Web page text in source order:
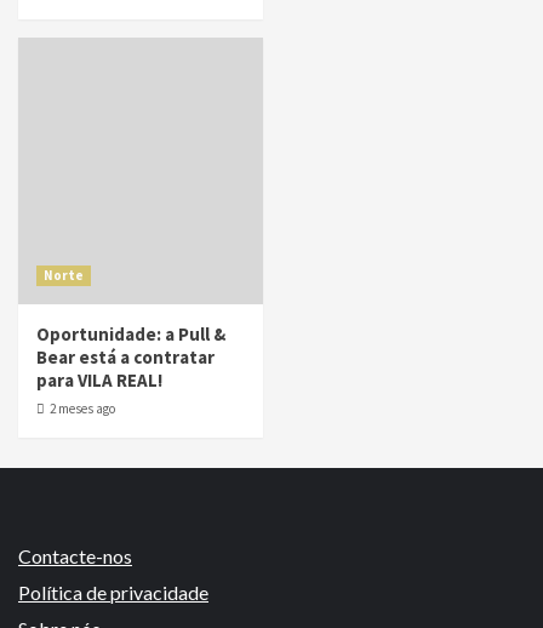
Norte
Oportunidade: a Pull &
Bear está a contratar
para VILA REAL!
2 meses ago
Contacte-nos
Política de privacidade